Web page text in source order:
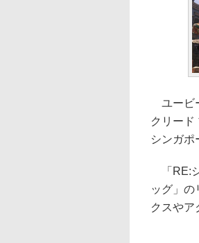
ユービ
クリード
シンガポ
「RE:
ッグ」の
クスやア